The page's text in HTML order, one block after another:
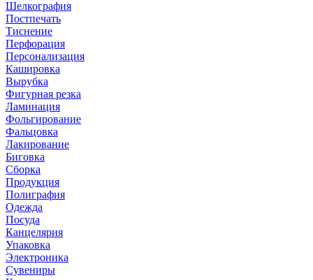
Шелкография
Постпечать
Тиснение
Перфорация
Персонализация
Кашировка
Вырубка
Фигурная резка
Ламинация
Фольгирование
Фальцовка
Лакирование
Биговка
Сборка
Продукция
Полиграфия
Одежда
Посуда
Канцелярия
Упаковка
Электроника
Сувениры